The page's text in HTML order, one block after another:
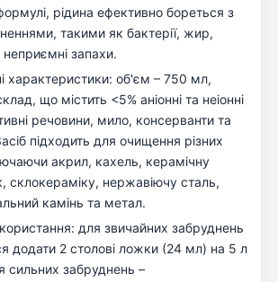
рідина ефективно бореться з
такими як бактерії, жир,
запахи.
характеристики: об'єм – 750 мл,
що містить <5% аніонні та неіонні
речовини, мило, консерванти та
підходить для очищення різних
акрил, кахель, керамічну
склокераміку, нержавіючу сталь,
камінь та метал.
для звичайних забруднень
додати 2 столові ложки (24 мл) на 5 л
сильних забруднень –